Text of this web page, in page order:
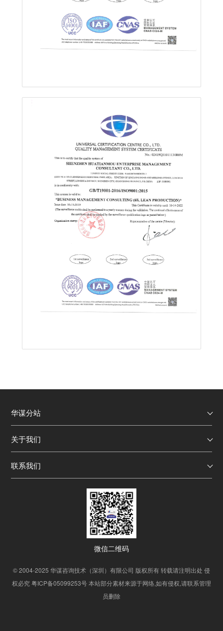
华谋分站
关于我们
联系我们
微信二维码
© 2004-2025 华谋咨询技术（深圳）有限公司 版权所有 转载请注明出处 侵
权必究粤ICP备05099253号本站部分素材来源于网络,如有侵权,请联系管理
员删除